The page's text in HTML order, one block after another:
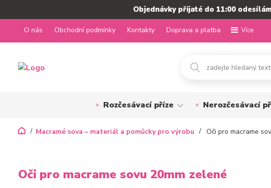
Objednávky přijaté do 11:00
O nás Obchodní podmínky Kontakty Doprava a platba Více
Rozčesávací příze Nerozčesávací
Macramé sova – materiál a pomůcky pro výrobu Oči pro macrame
Oči pro macrame sovu 20mm zelené